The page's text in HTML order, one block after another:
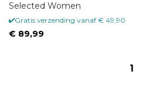
Selected Women
Gratis verzending vanaf € 49,90
€ 89,99
1